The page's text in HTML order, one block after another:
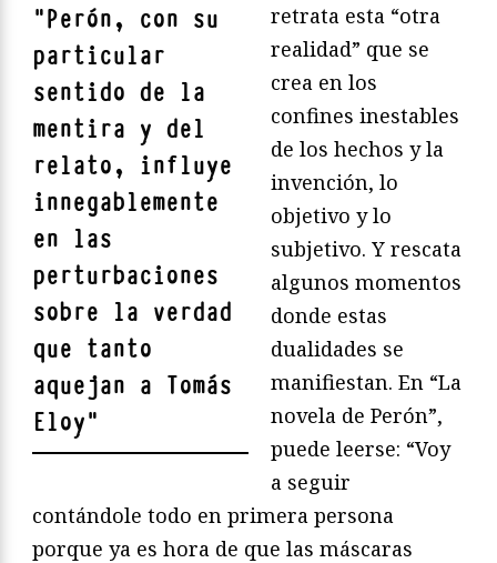
"Perón, con su
particular
sentido de la
mentira y del
relato, influye
innegablemente
en las
perturbaciones
sobre la verdad
que tanto
aquejan a Tomás
Eloy"
retrata esta “otra
realidad” que se
crea en los
confines inestables
de los hechos y la
invención, lo
objetivo y lo
subjetivo. Y rescata
algunos momentos
donde estas
dualidades se
manifiestan. En “La
novela de Perón”,
puede leerse: “Voy
a seguir
contándole todo en primera persona
porque ya es hora de que las máscaras